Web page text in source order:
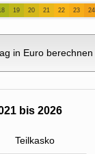
19 20 21 22 23 24
in Euro berechnen
bis 2026
Teilkasko